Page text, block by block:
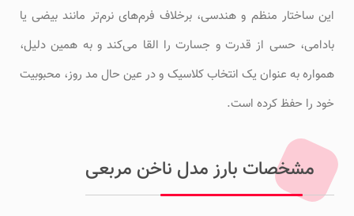
این ساختار منظم و هندسی، برخلاف فرم‌های نرم‌تر مانند بیضی یا
بادامی، حسی از قدرت و جسارت را القا می‌کند و به همین دلیل،
همواره به عنوان یک انتخاب کلاسیک و در عین حال مد روز، محبوبیت
خود را حفظ کرده است.
مشخصات بارز مدل ناخن مربعی